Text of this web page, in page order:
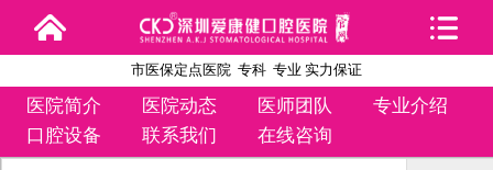
市医保定点医院 专科 专业 实力保证
医院简介 医院动态 医师团队
专业介绍
口腔设备
联系我们 在线咨询